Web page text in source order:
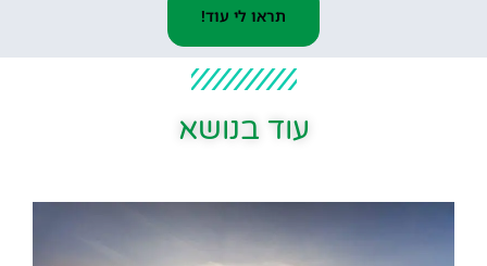
תראו לי עוד!
עוד בנושא